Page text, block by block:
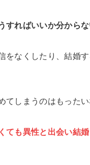
すればいいか分から
をなくしたり、結婚
しまうのはもったい
ても異性と出会い結